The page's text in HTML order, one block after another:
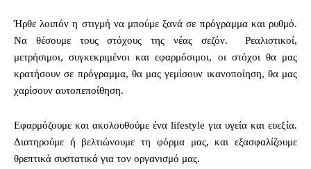
Ήρθε λοιπόν η στιγμή να μπούμε ξανά σε πρόγραμμα και ρυθμό.
Να θέσουμε τους στόχους της νέας σεζόν. Ρεαλιστικοί,
μετρήσιμοι, συγκεκριμένοι και εφαρμόσιμοι, οι στόχοι θα μας
κρατήσουν σε πρόγραμμα, θα μας γεμίσουν ικανοποίηση, θα μας
χαρίσουν αυτοπεποίθηση.
Εφαρμόζουμε και ακολουθούμε ένα lifestyle για υγεία και ευεξία.
Διατηρούμε ή βελτιώνουμε τη φόρμα μας, και εξασφαλίζουμε
θρεπτικά συστατικά για τον οργανισμό μας.